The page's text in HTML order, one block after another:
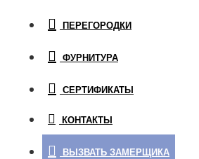
ПЕРЕГОРОДКИ
ФУРНИТУРА
СЕРТИФИКАТЫ
КОНТАКТЫ
ВЫЗВАТЬ ЗАМЕРЩИКА